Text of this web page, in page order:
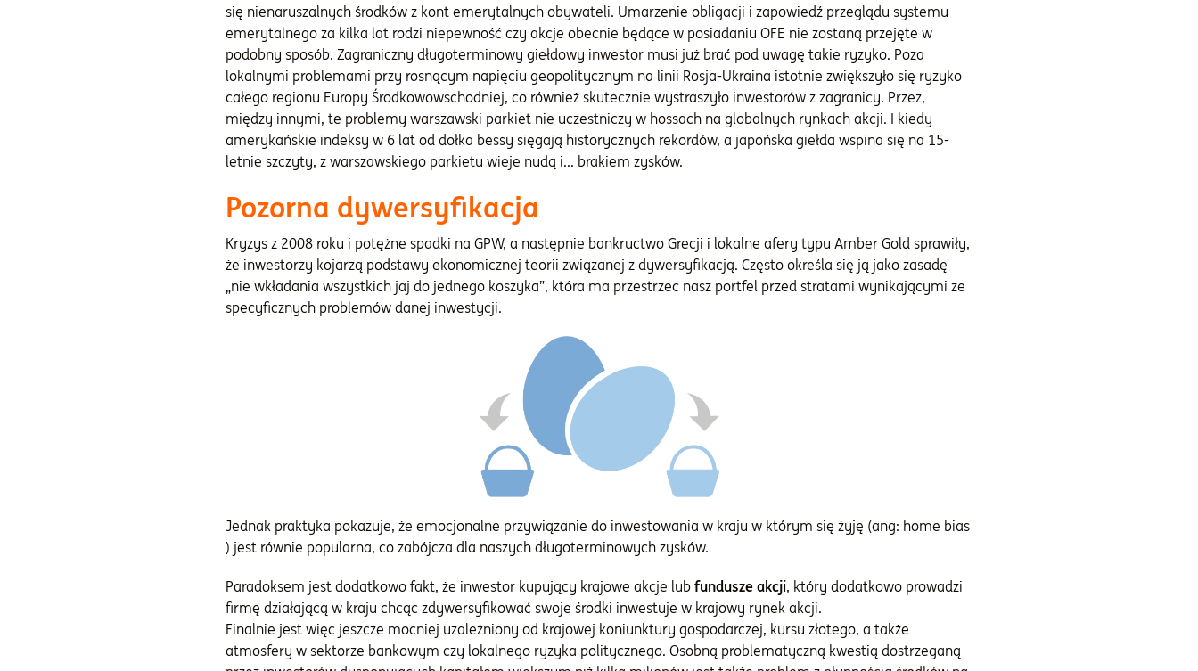
się nienaruszalnych środków z kont emerytalnych obywateli. Umarzenie obligacji i zapowiedź przeglądu systemu
emerytalnego za kilka lat rodzi niepewność czy akcje obecnie będące w posiadaniu OFE nie zostaną przejęte w
podobny sposób. Zagraniczny długoterminowy giełdowy inwestor musi już brać pod uwagę takie ryzyko. Poza
lokalnymi problemami przy rosnącym napięciu geopolitycznym na linii Rosja-Ukraina istotnie zwiększyło się ryzyko
całego regionu Europy Środkowowschodniej, co również skutecznie wystraszyło inwestorów z zagranicy. Przez,
między innymi, te problemy warszawski parkiet nie uczestniczy w hossach na globalnych rynkach akcji. I kiedy
amerykańskie indeksy w 6 lat od dołka bessy sięgają historycznych rekordów, a japońska giełda wspina się na 15-
letnie szczyty, z warszawskiego parkietu wieje nudą i... brakiem zysków.
Pozorna dywersyfikacja
Kryzys z 2008 roku i potężne spadki na GPW, a następnie bankructwo Grecji i lokalne afery typu Amber Gold sprawiły,
że inwestorzy kojarzą podstawy ekonomicznej teorii związanej z dywersyfikacją. Często określa się ją jako zasadę
„nie wkładania wszystkich jaj do jednego koszyka”, która ma przestrzec nasz portfel przed stratami wynikającymi ze
specyficznych problemów danej inwestycji.
Jednak praktyka pokazuje, że emocjonalne przywiązanie do inwestowania w kraju w którym się żyję (ang: home bias
) jest równie popularna, co zabójcza dla naszych długoterminowych zysków.
Paradoksem jest dodatkowo fakt, że inwestor kupujący krajowe akcje lub fundusze akcji, który dodatkowo prowadzi
firmę działającą w kraju chcąc zdywersyfikować swoje środki inwestuje w krajowy rynek akcji.
Finalnie jest więc jeszcze mocniej uzależniony od krajowej koniunktury gospodarczej, kursu złotego, a także
atmosfery w sektorze bankowym czy lokalnego ryzyka politycznego. Osobną problematyczną kwestią dostrzeganą